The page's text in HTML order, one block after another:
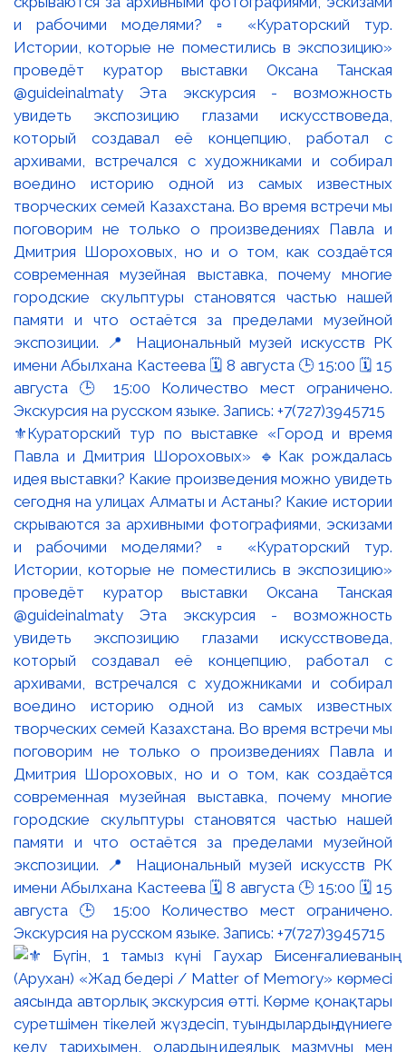
⚜️Кураторский тур по выставке «Город и время
Павла и Дмитрия Шороховых» 🔹Как рождалась
идея выставки? Какие произведения можно увидеть
сегодня на улицах Алматы и Астаны? Какие истории
скрываются за архивными фотографиями, эскизами
и рабочими моделями? ▫️ «Кураторский тур.
Истории, которые не поместились в экспозицию»
проведёт куратор выставки Оксана Танская
@guideinalmaty Эта экскурсия - возможность
увидеть экспозицию глазами искусствоведа,
который создавал её концепцию, работал с
архивами, встречался с художниками и собирал
воедино историю одной из самых известных
творческих семей Казахстана. Во время встречи мы
поговорим не только о произведениях Павла и
Дмитрия Шороховых, но и о том, как создаётся
современная музейная выставка, почему многие
городские скульптуры становятся частью нашей
памяти и что остаётся за пределами музейной
экспозиции. 📍 Национальный музей искусств РК
имени Абылхана Кастеева 🗓 8 августа 🕒 15:00 🗓 15
августа 🕒 15:00 Количество мест ограничено.
Экскурсия на русском языке. Запись: +7(727)3945715